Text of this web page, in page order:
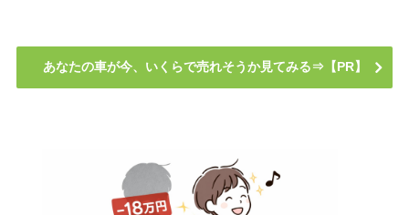
あなたの車が今、いくらで売れそうか見てみる⇒【PR】